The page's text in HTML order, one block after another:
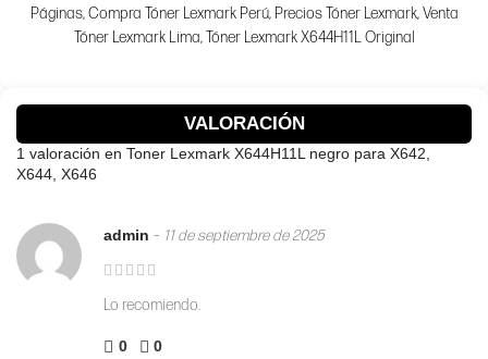
Páginas, Compra Tóner Lexmark Perú, Precios Tóner Lexmark, Venta
Tóner Lexmark Lima, Tóner Lexmark X644H11L Original
VALORACIÓN
1 valoración en Toner Lexmark X644H11L negro para X642,
X644, X646
admin – 11 de septiembre de 2025
Lo recomiendo.
0 0